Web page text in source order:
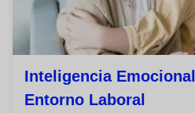
Inteligencia Emocional
Entorno Laboral